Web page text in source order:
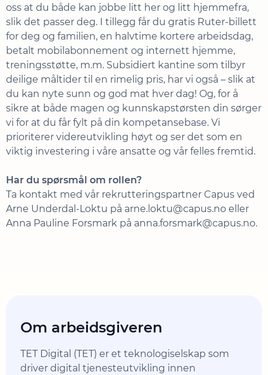
oss at du både kan jobbe litt her og litt hjemmefra,
slik det passer deg. I tillegg får du gratis Ruter-billett
for deg og familien, en halvtime kortere arbeidsdag,
betalt mobilabonnement og internett hjemme,
treningsstøtte, m.m. Subsidiert kantine som tilbyr
deilige måltider til en rimelig pris, har vi også – slik at
du kan nyte sunn og god mat hver dag! Og, for å
sikre at både magen og kunnskapstørsten din sørger
vi for at du får fylt på din kompetansebase. Vi
prioriterer videreutvikling høyt og ser det som en
viktig investering i våre ansatte og vår felles fremtid.
Har du spørsmål om rollen?
Ta kontakt med vår rekrutteringspartner Capus ved
Arne Underdal-Loktu på arne.loktu@capus.no eller
Anna Pauline Forsmark på anna.forsmark@capus.no.
Om arbeidsgiveren
TET Digital (TET) er et teknologiselskap som
driver digital tjenesteutvikling innen